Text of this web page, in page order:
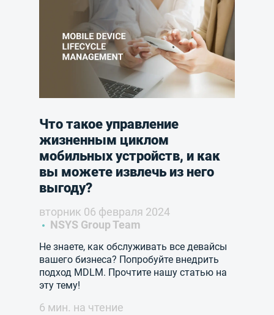
Что такое управление
жизненным циклом
мобильных устройств, и как
вы можете извлечь из него
выгоду?
вторник 06 февраля 2024
NSYS Group Team
Не знаете, как обслуживать все девайсы
вашего бизнеса? Попробуйте внедрить
подход MDLM. Прочтите нашу статью на
эту тему!
6 мин. на чтение